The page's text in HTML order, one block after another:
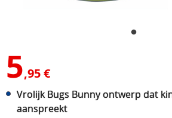
5,95 €
Vrolijk Bugs Bunny ontwerp dat
aanspreekt